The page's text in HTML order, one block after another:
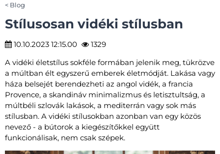
Blog
Stílusosan vidéki stílusban
10.10.2023 12:15.00
1329
A vidéki életstílus sokféle formában jelenik meg, tükrözve
a múltban élt egyszerű emberek életmódját. Lakása vagy
háza belsejét berendezheti az angol vidék, a francia
Provence, a skandináv minimalizmus és letisztultság, a
múltbéli szlovák lakások, a mediterrán vagy sok más
stílusban. A vidéki stílusokban azonban van egy közös
nevező - a bútorok a kiegészítőkkel együtt
funkcionálisak, nem csak szépek.